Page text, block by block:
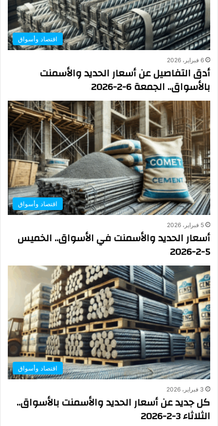
اقتصاد وأسواق
6 فبراير، 2026
أدق التفاصيل عن أسعار الحديد والأسمنت
بالأسواق.. الجمعة 6-2-2026
اقتصاد وأسواق
5 فبراير، 2026
أسعار الحديد والأسمنت في الأسواق.. الخميس
5-2-2026
اقتصاد وأسواق
3 فبراير، 2026
كل جديد عن أسعار الحديد والأسمنت بالأسواق..
الثلاثاء 3-2-2026